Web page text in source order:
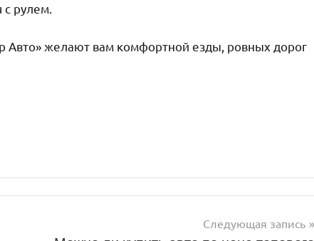
с рулем.
Авто» желают вам комфортной езды, ровных дорог
Следующая запись